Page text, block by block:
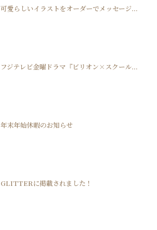
可愛らしいイラストをオーダーでメッセージ...
フジテレビ金曜ドラマ『ビリオン×スクール...
年末年始休暇のお知らせ
GLITTERに掲載されました！